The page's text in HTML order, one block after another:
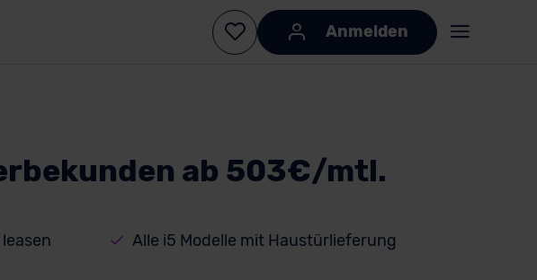
Anmelden
ab 503€/mtl.
Alle i5 Modelle mit Haustürlieferung